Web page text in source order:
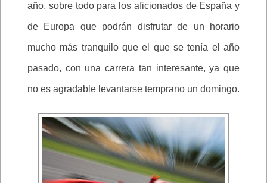
año, sobre todo para los aficionados de España y
de Europa que podrán disfrutar de un horario
mucho más tranquilo que el que se tenía el año
pasado, con una carrera tan interesante, ya que
no es agradable levantarse temprano un domingo.